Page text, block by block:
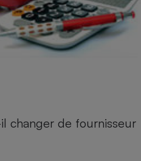
changer de fournisseur